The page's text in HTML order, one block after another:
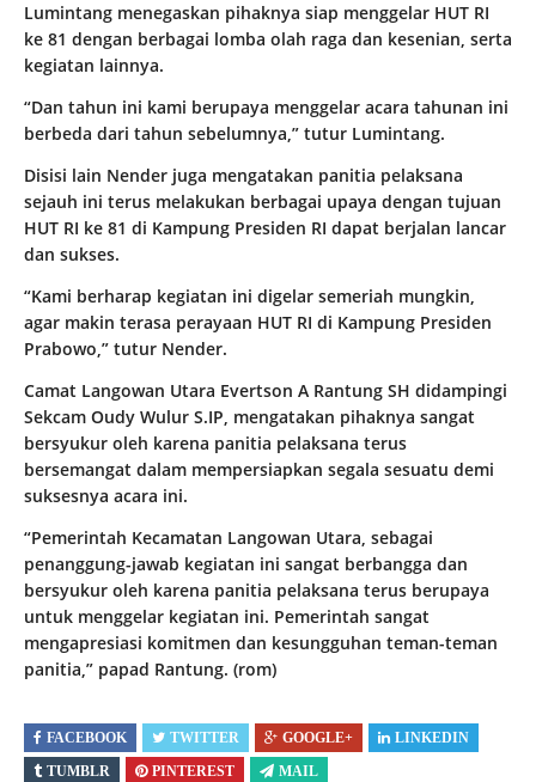
Lumintang menegaskan pihaknya siap menggelar HUT RI
ke 81 dengan berbagai lomba olah raga dan kesenian, serta
kegiatan lainnya.
“Dan tahun ini kami berupaya menggelar acara tahunan ini
berbeda dari tahun sebelumnya,” tutur Lumintang.
Disisi lain Nender juga mengatakan panitia pelaksana
sejauh ini terus melakukan berbagai upaya dengan tujuan
HUT RI ke 81 di Kampung Presiden RI dapat berjalan lancar
dan sukses.
“Kami berharap kegiatan ini digelar semeriah mungkin,
agar makin terasa perayaan HUT RI di Kampung Presiden
Prabowo,” tutur Nender.
Camat Langowan Utara Evertson A Rantung SH didampingi
Sekcam Oudy Wulur S.IP, mengatakan pihaknya sangat
bersyukur oleh karena panitia pelaksana terus
bersemangat dalam mempersiapkan segala sesuatu demi
suksesnya acara ini.
“Pemerintah Kecamatan Langowan Utara, sebagai
penanggung-jawab kegiatan ini sangat berbangga dan
bersyukur oleh karena panitia pelaksana terus berupaya
untuk menggelar kegiatan ini. Pemerintah sangat
mengapresiasi komitmen dan kesungguhan teman-teman
panitia,” papad Rantung. (rom)
FACEBOOK TWITTER GOOGLE+
LINKEDIN
TUMBLR
PINTEREST MAIL